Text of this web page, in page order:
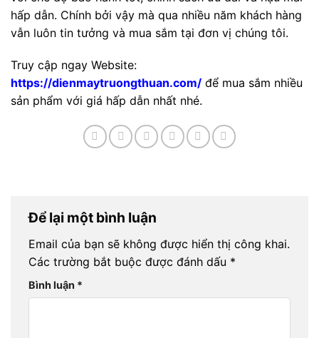
hấp dẫn. Chính bởi vậy mà qua nhiều năm khách hàng
vẫn luôn tin tưởng và mua sắm tại đơn vị chúng tôi.
Truy cập ngay Website:
https://dienmaytruongthuan.com/ để mua sắm nhiều
sản phẩm với giá hấp dẫn nhất nhé.
Để lại một bình luận
Email của bạn sẽ không được hiển thị công khai.
Các trường bắt buộc được đánh dấu *
Bình luận *